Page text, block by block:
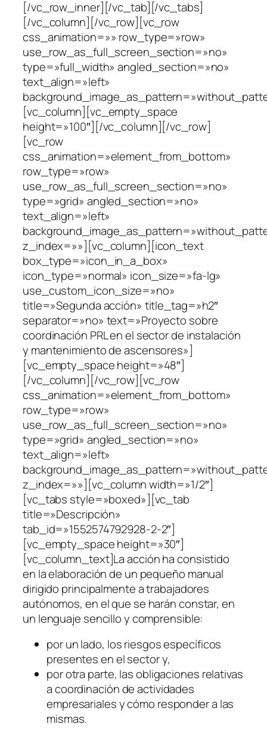
[/vc_row_inner][/vc_tab][/vc_tabs]
[/vc_column][/vc_row][vc_row
css_animation=»» row_type=»row»
use_row_as_full_screen_section=»no»
type=»full_width» angled_section=»no»
text_align=»left»
[vc_column][vc_empty_space
height=»100″][/vc_column][/vc_row]
[vc_row
css_animation=»element_from_bottom»
row_type=»row»
use_row_as_full_screen_section=»no»
type=»grid» angled_section=»no»
text_align=»left»
z_index=»»][vc_column][icon_text
box_type=»icon_in_a_box»
icon_type=»normal» icon_size=»fa-lg»
use_custom_icon_size=»no»
title=»Segunda acción» title_tag=»h2″
separator=»no» text=»Proyecto sobre
coordinación PRL en el sector de instalación
y mantenimiento de ascensores»]
[vc_empty_space height=»48″]
[/vc_column][/vc_row][vc_row
css_animation=»element_from_bottom»
row_type=»row»
use_row_as_full_screen_section=»no»
type=»grid» angled_section=»no»
text_align=»left»
z_index=»»][vc_column width=»1/2″]
[vc_tabs style=»boxed»][vc_tab
title=»Descripción»
tab_id=»1552574792928-2-2″]
[vc_empty_space height=»30″]
[vc_column_text]La acción ha consistido
en la elaboración de un pequeño manual
dirigido principalmente a trabajadores
autónomos, en el que se harán constar, en
un lenguaje sencillo y comprensible:
por un lado, los riesgos específicos
presentes en el sector y,
por otra parte, las obligaciones relativas
a coordinación de actividades
empresariales y cómo responder a las
mismas.